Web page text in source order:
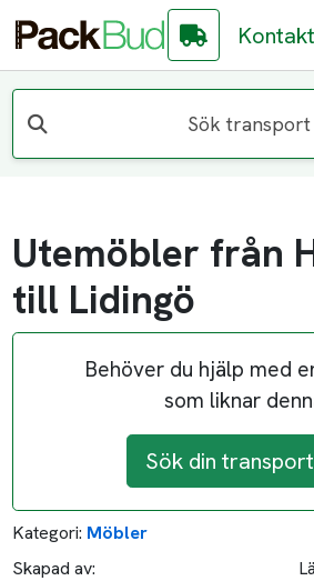
Sök transport
Utemöbler från
till Lidingö
Behöver du hjälp med
som liknar
Sök din
Kategori: Möbler
Skapad av: